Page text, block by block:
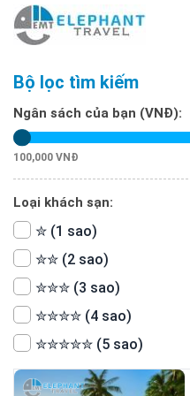
Bộ lọc tìm kiếm
Ngân sách của bạn (VNĐ):
100,000 VNĐ
Loại khách sạn:
✮ (1 sao)
✮✮ (2 sao)
✮✮✮ (3 sao)
✮✮✮✮ (4 sao)
✮✮✮✮✮ (5 sao)